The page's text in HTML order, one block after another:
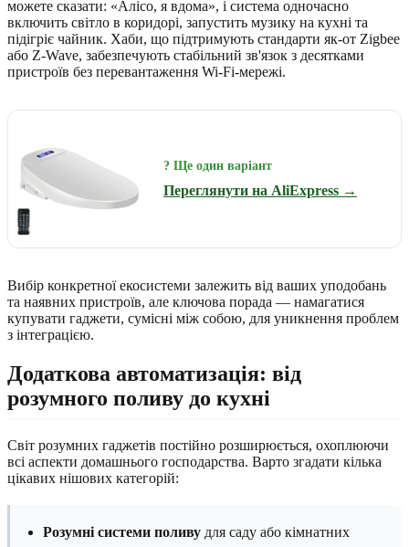
можете сказати: «Алісо, я вдома», і система одночасно
включить світло в коридорі, запустить музику на кухні та
підігріє чайник. Хаби, що підтримують стандарти як-от Zigbee
або Z-Wave, забезпечують стабільний зв'язок з десятками
пристроїв без перевантаження Wi-Fi-мережі.
? Ще один варіант
Переглянути на AliExpress →
Вибір конкретної екосистеми залежить від ваших уподобань
та наявних пристроїв, але ключова порада — намагатися
купувати гаджети, сумісні між собою, для уникнення проблем
з інтеграцією.
Додаткова автоматизація: від
розумного поливу до кухні
Світ розумних гаджетів постійно розширюється, охоплюючи
всі аспекти домашнього господарства. Варто згадати кілька
цікавих нішових категорій:
Розумні системи поливу для саду або кімнатних